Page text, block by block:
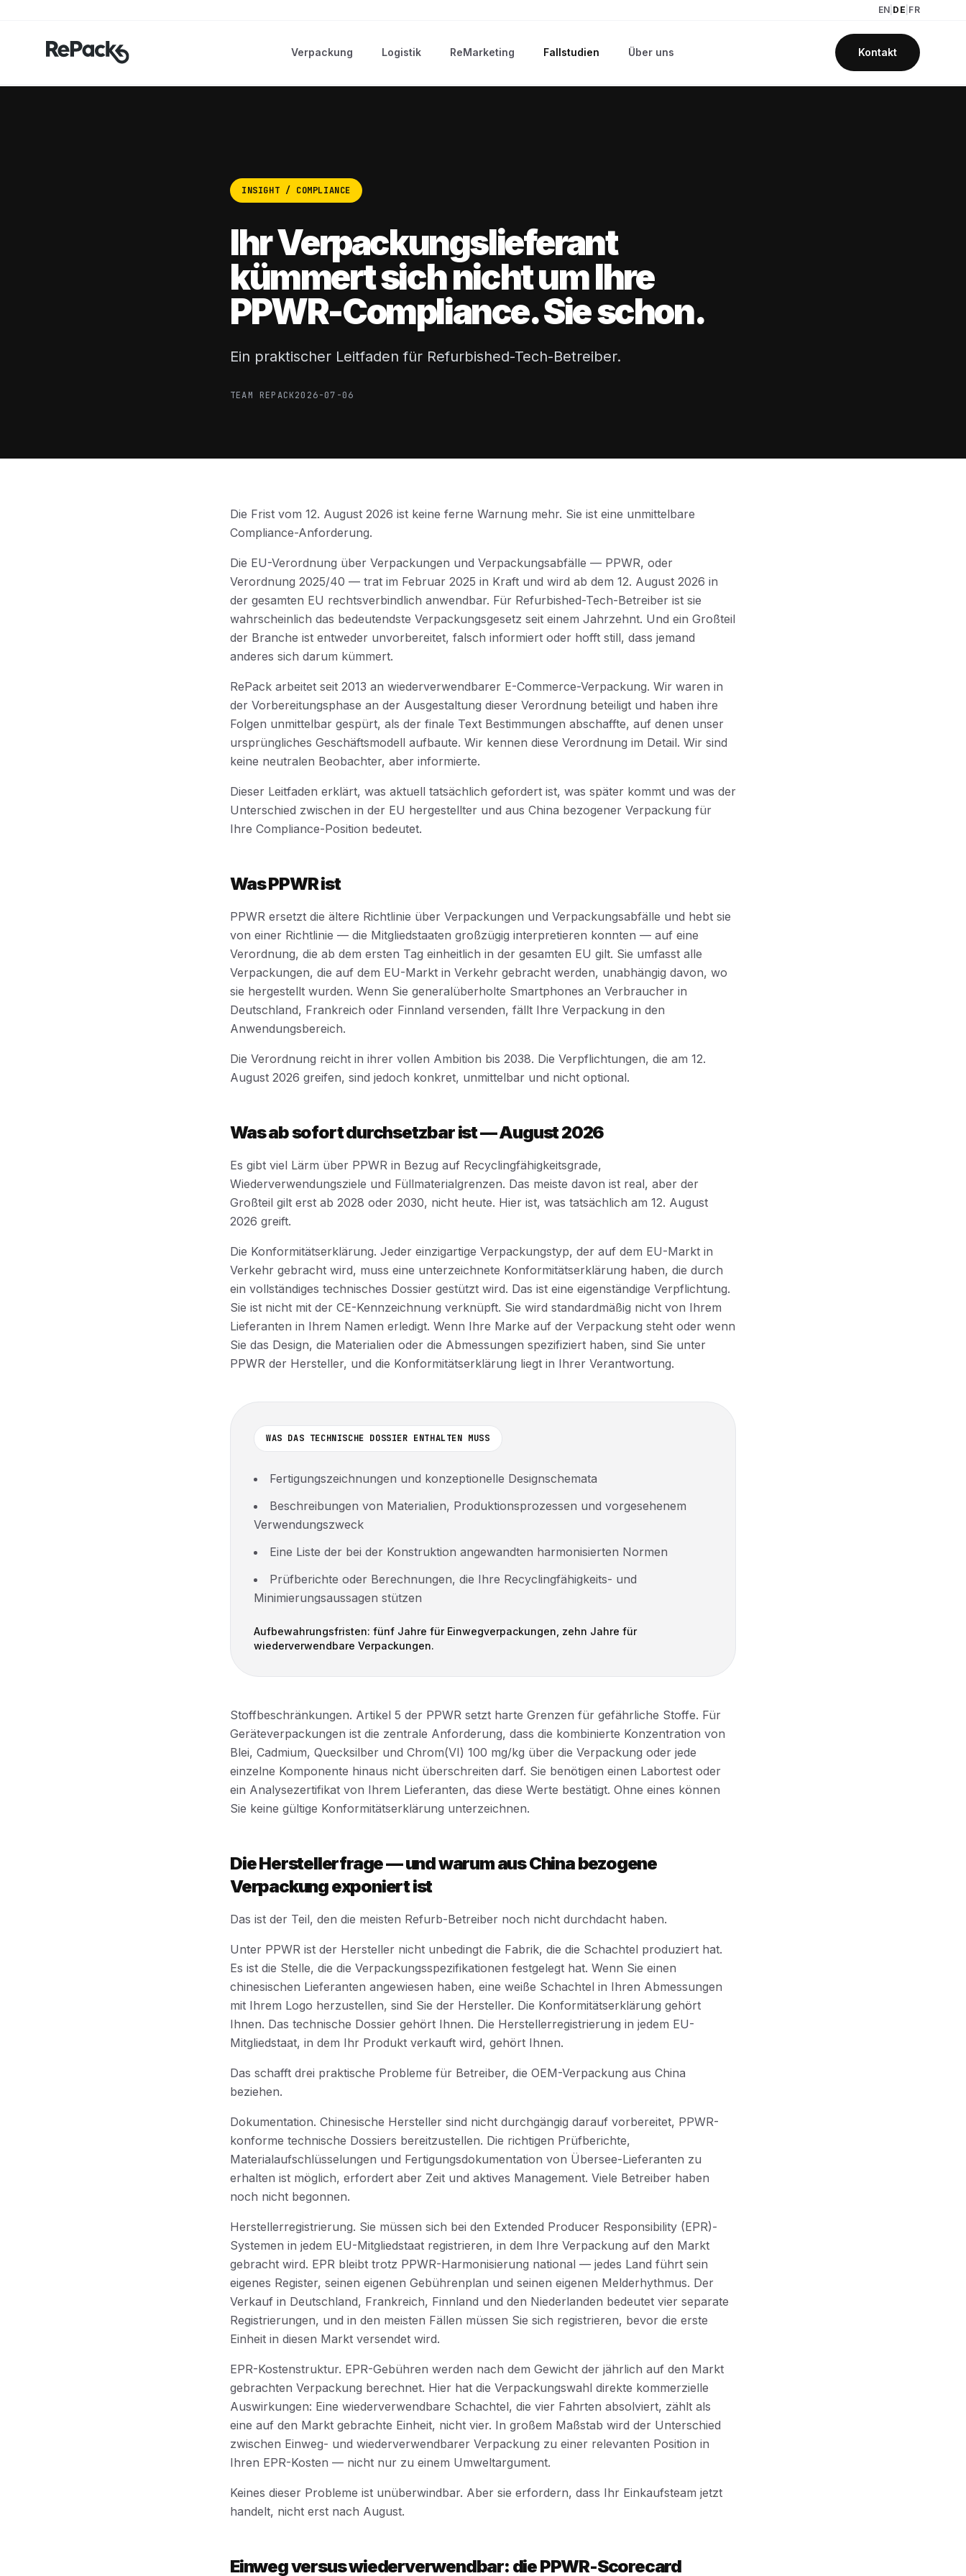
EN DE FR
Verpackung Logistik ReMarketing Fallstudien Über uns Kontakt
INSIGHT / COMPLIANCE
Ihr Verpackungslieferant
kümmert sich nicht um Ihre
PPWR-Compliance. Sie schon.
Ein praktischer Leitfaden für Refurbished-Tech-Betreiber.
TEAM REPACK2026-07-06
Die Frist vom 12. August 2026 ist keine ferne Warnung mehr. Sie ist eine unmittelbare
Compliance-Anforderung.
Die EU-Verordnung über Verpackungen und Verpackungsabfälle — PPWR, oder
Verordnung 2025/40 — trat im Februar 2025 in Kraft und wird ab dem 12. August 2026 in
der gesamten EU rechtsverbindlich anwendbar. Für Refurbished-Tech-Betreiber ist sie
wahrscheinlich das bedeutendste Verpackungsgesetz seit einem Jahrzehnt. Und ein Großteil
der Branche ist entweder unvorbereitet, falsch informiert oder hofft still, dass jemand
anderes sich darum kümmert.
RePack arbeitet seit 2013 an wiederverwendbarer E-Commerce-Verpackung. Wir waren in
der Vorbereitungsphase an der Ausgestaltung dieser Verordnung beteiligt und haben ihre
Folgen unmittelbar gespürt, als der finale Text Bestimmungen abschaffte, auf denen unser
ursprüngliches Geschäftsmodell aufbaute. Wir kennen diese Verordnung im Detail. Wir sind
keine neutralen Beobachter, aber informierte.
Dieser Leitfaden erklärt, was aktuell tatsächlich gefordert ist, was später kommt und was der
Unterschied zwischen in der EU hergestellter und aus China bezogener Verpackung für
Ihre Compliance-Position bedeutet.
Was PPWR ist
PPWR ersetzt die ältere Richtlinie über Verpackungen und Verpackungsabfälle und hebt sie
von einer Richtlinie — die Mitgliedstaaten großzügig interpretieren konnten — auf eine
Verordnung, die ab dem ersten Tag einheitlich in der gesamten EU gilt. Sie umfasst alle
Verpackungen, die auf dem EU-Markt in Verkehr gebracht werden, unabhängig davon, wo
sie hergestellt wurden. Wenn Sie generalüberholte Smartphones an Verbraucher in
Deutschland, Frankreich oder Finnland versenden, fällt Ihre Verpackung in den
Anwendungsbereich.
Die Verordnung reicht in ihrer vollen Ambition bis 2038. Die Verpflichtungen, die am 12.
August 2026 greifen, sind jedoch konkret, unmittelbar und nicht optional.
Was ab sofort durchsetzbar ist — August 2026
Es gibt viel Lärm über PPWR in Bezug auf Recyclingfähigkeitsgrade,
Wiederverwendungsziele und Füllmaterialgrenzen. Das meiste davon ist real, aber der
Großteil gilt erst ab 2028 oder 2030, nicht heute. Hier ist, was tatsächlich am 12. August
2026 greift.
Die Konformitätserklärung. Jeder einzigartige Verpackungstyp, der auf dem EU-Markt in
Verkehr gebracht wird, muss eine unterzeichnete Konformitätserklärung haben, die durch
ein vollständiges technisches Dossier gestützt wird. Das ist eine eigenständige Verpflichtung.
Sie ist nicht mit der CE-Kennzeichnung verknüpft. Sie wird standardmäßig nicht von Ihrem
Lieferanten in Ihrem Namen erledigt. Wenn Ihre Marke auf der Verpackung steht oder wenn
Sie das Design, die Materialien oder die Abmessungen spezifiziert haben, sind Sie unter
PPWR der Hersteller, und die Konformitätserklärung liegt in Ihrer Verantwortung.
WAS DAS TECHNISCHE DOSSIER ENTHALTEN MUSS
Fertigungszeichnungen und konzeptionelle Designschemata
Beschreibungen von Materialien, Produktionsprozessen und vorgesehenem
Verwendungszweck
Eine Liste der bei der Konstruktion angewandten harmonisierten Normen
Prüfberichte oder Berechnungen, die Ihre Recyclingfähigkeits- und
Minimierungsaussagen stützen
Aufbewahrungsfristen: fünf Jahre für Einwegverpackungen, zehn Jahre für
wiederverwendbare Verpackungen.
Stoffbeschränkungen. Artikel 5 der PPWR setzt harte Grenzen für gefährliche Stoffe. Für
Geräteverpackungen ist die zentrale Anforderung, dass die kombinierte Konzentration von
Blei, Cadmium, Quecksilber und Chrom(VI) 100 mg/kg über die Verpackung oder jede
einzelne Komponente hinaus nicht überschreiten darf. Sie benötigen einen Labortest oder
ein Analysezertifikat von Ihrem Lieferanten, das diese Werte bestätigt. Ohne eines können
Sie keine gültige Konformitätserklärung unterzeichnen.
Die Herstellerfrage — und warum aus China bezogene
Verpackung exponiert ist
Das ist der Teil, den die meisten Refurb-Betreiber noch nicht durchdacht haben.
Unter PPWR ist der Hersteller nicht unbedingt die Fabrik, die die Schachtel produziert hat.
Es ist die Stelle, die die Verpackungsspezifikationen festgelegt hat. Wenn Sie einen
chinesischen Lieferanten angewiesen haben, eine weiße Schachtel in Ihren Abmessungen
mit Ihrem Logo herzustellen, sind Sie der Hersteller. Die Konformitätserklärung gehört
Ihnen. Das technische Dossier gehört Ihnen. Die Herstellerregistrierung in jedem EU-
Mitgliedstaat, in dem Ihr Produkt verkauft wird, gehört Ihnen.
Das schafft drei praktische Probleme für Betreiber, die OEM-Verpackung aus China
beziehen.
Dokumentation. Chinesische Hersteller sind nicht durchgängig darauf vorbereitet, PPWR-
konforme technische Dossiers bereitzustellen. Die richtigen Prüfberichte,
Materialaufschlüsselungen und Fertigungsdokumentation von Übersee-Lieferanten zu
erhalten ist möglich, erfordert aber Zeit und aktives Management. Viele Betreiber haben
noch nicht begonnen.
Herstellerregistrierung. Sie müssen sich bei den Extended Producer Responsibility (EPR)-
Systemen in jedem EU-Mitgliedstaat registrieren, in dem Ihre Verpackung auf den Markt
gebracht wird. EPR bleibt trotz PPWR-Harmonisierung national — jedes Land führt sein
eigenes Register, seinen eigenen Gebührenplan und seinen eigenen Melderhythmus. Der
Verkauf in Deutschland, Frankreich, Finnland und den Niederlanden bedeutet vier separate
Registrierungen, und in den meisten Fällen müssen Sie sich registrieren, bevor die erste
Einheit in diesen Markt versendet wird.
EPR-Kostenstruktur. EPR-Gebühren werden nach dem Gewicht der jährlich auf den Markt
gebrachten Verpackung berechnet. Hier hat die Verpackungswahl direkte kommerzielle
Auswirkungen: Eine wiederverwendbare Schachtel, die vier Fahrten absolviert, zählt als
eine auf den Markt gebrachte Einheit, nicht vier. In großem Maßstab wird der Unterschied
zwischen Einweg- und wiederverwendbarer Verpackung zu einer relevanten Position in
Ihren EPR-Kosten — nicht nur zu einem Umweltargument.
Keines dieser Probleme ist unüberwindbar. Aber sie erfordern, dass Ihr Einkaufsteam jetzt
handelt, nicht erst nach August.
Einweg versus wiederverwendbar: die PPWR-Scorecard